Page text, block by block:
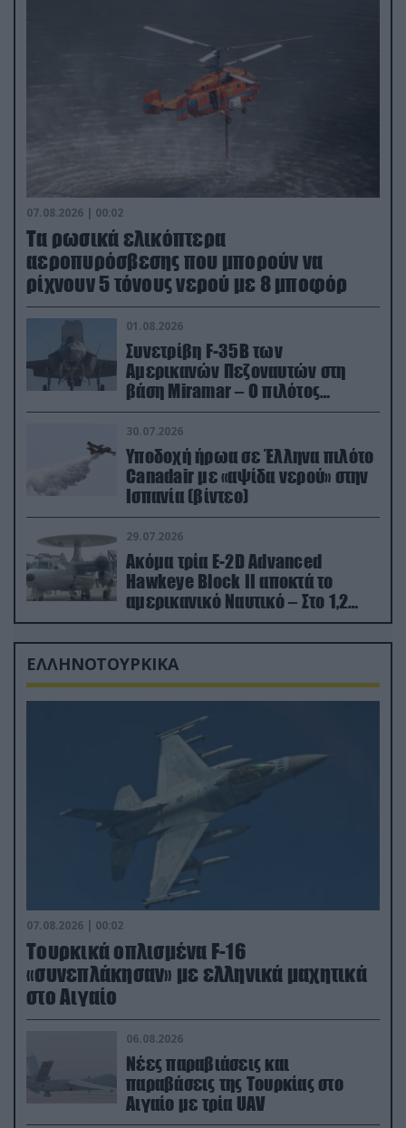
07.08.2026 | 00:02
Τα ρωσικά ελικόπτερα
αεροπυρόσβεσης που μπορούν να
ρίχνουν 5 τόνους νερού με 8 μποφόρ
01.08.2026
Συνετρίβη F-35B των
Αμερικανών Πεζοναυτών στη
βάση Miramar – Ο πιλότος
εκτινάχθηκε εγκαίρως
30.07.2026
Υποδοχή ήρωα σε Έλληνα πιλότο
Canadair με «αψίδα νερού» στην
Ισπανία (βίντεο)
29.07.2026
Ακόμα τρία E-2D Advanced
Hawkeye Block II αποκτά το
αμερικανικό Ναυτικό – Στο 1,2
δισ.δολάρια το κόστος
ΕΛΛΗΝΟΤΟΥΡΚΙΚΑ
07.08.2026 | 00:02
Τουρκικά οπλισμένα F-16
«συνεπλάκησαν» με ελληνικά μαχητικά
στο Αιγαίο
06.08.2026
Νέες παραβιάσεις και
παραβάσεις της Τουρκίας στο
Αιγαίο με τρία UAV